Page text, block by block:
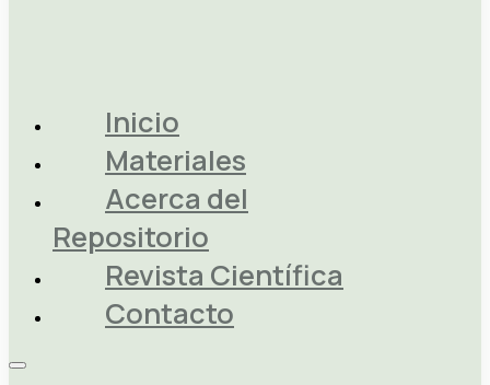
Inicio
Materiales
Acerca del
Repositorio
Revista Científica
Contacto